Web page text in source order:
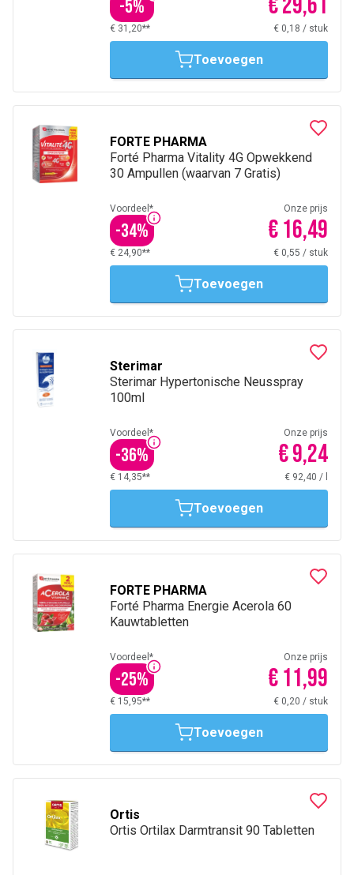
-5%
€ 31,20** € 0,18 / stuk
Toevoegen
FORTE PHARMA
Forté Pharma Vitality 4G Opwekkend
30 Ampullen (waarvan 7 Gratis)
Voordeel*
-34%
Onze prijs
€ 16,49
€ 24,90** € 0,55 / stuk
Toevoegen
Sterimar
Sterimar Hypertonische Neusspray
100ml
Voordeel*
-36%
Onze prijs
€ 9,24
€ 14,35** € 92,40 /
Toevoegen
FORTE PHARMA
Forté Pharma Energie Acerola 60
Kauwtabletten
Voordeel*
-25%
Onze prijs
€ 11,99
€ 15,95** € 0,20 / stuk
Toevoegen
Ortis
Ortis Ortilax Darmtransit 90 Tabletten